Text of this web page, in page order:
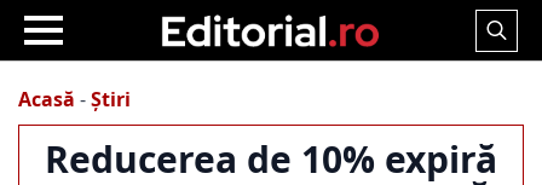
Search
Acasă -Știri
Reducerea de 10% expiră